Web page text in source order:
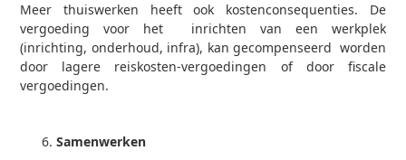
Meer thuiswerken heeft ook kostenconsequenties. De
vergoeding voor het inrichten van een werkplek
(inrichting, onderhoud, infra), kan gecompenseerd worden
door lagere reiskosten-vergoedingen of door fiscale
vergoedingen.
Samenwerken